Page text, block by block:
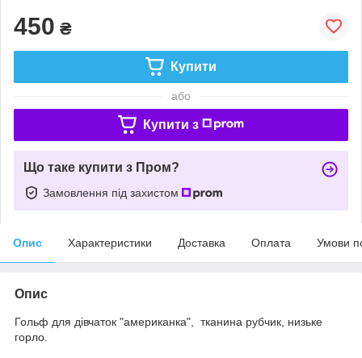
450 ₴
Купити
або
Купити з
Що таке купити з Пром?
Замовлення під захистом
Опис Характеристики Доставка Оплата Умови
Опис
Гольф для дівчаток "американка", тканина рубчик, низьке
горло.